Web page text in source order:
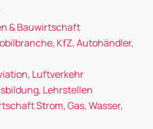
& Bauwirtschaft
KfZ, Autohändler,
Luftverkehr
Lehrstellen
Strom, Gas, Wasser,